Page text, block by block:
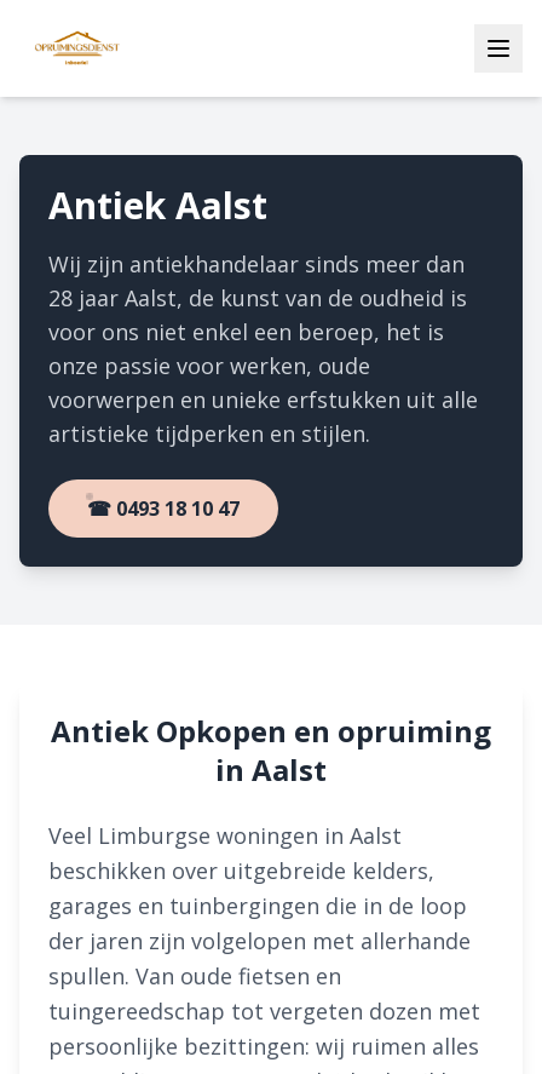
Antiek Aalst
Wij zijn antiekhandelaar sinds meer dan
28 jaar Aalst, de kunst van de oudheid is
voor ons niet enkel een beroep, het is
onze passie voor werken, oude
voorwerpen en unieke erfstukken uit alle
artistieke tijdperken en stijlen.
☎ 0493 18 10 47
Antiek Opkopen en opruiming
in Aalst
Veel Limburgse woningen in Aalst
beschikken over uitgebreide kelders,
garages en tuinbergingen die in de loop
der jaren zijn volgelopen met allerhande
spullen. Van oude fietsen en
tuingereedschap tot vergeten dozen met
persoonlijke bezittingen: wij ruimen alles